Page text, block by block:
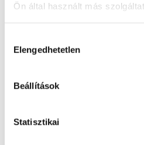
Ön által használt más
tájékoztatóban
kiválasztása
Elengedhetetlen
Beállítások
Statisztikai
ALKALMAZÁSI